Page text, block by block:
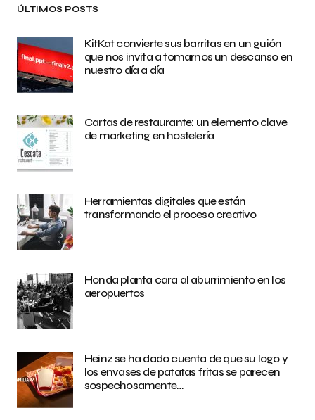
ÚLTIMOS POSTS
KitKat convierte sus barritas en un guión
que nos invita a tomarnos un descanso en
nuestro día a día
Cartas de restaurante: un elemento clave
de marketing en hostelería
Herramientas digitales que están
transformando el proceso creativo
Honda planta cara al aburrimiento en los
aeropuertos
Heinz se ha dado cuenta de que su logo y
los envases de patatas fritas se parecen
sospechosamente…